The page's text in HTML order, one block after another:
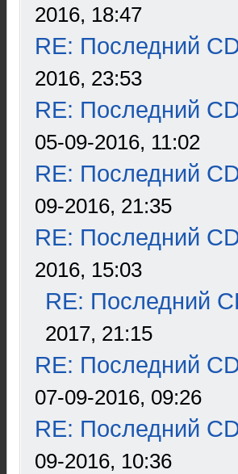
2016, 18:47
RE: Последний
2016, 23:53
RE: Последний
05-09-2016, 11:02
RE: Последний
09-2016, 21:35
RE: Последний
2016, 15:03
RE: Последний
2017, 21:15
RE: Последний
07-09-2016, 09:26
RE: Последний
09-2016, 10:36